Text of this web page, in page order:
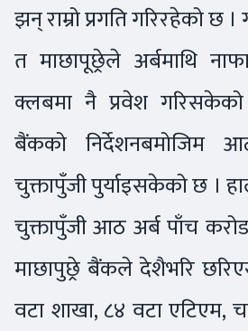
झन् राम्रो प्रगति गरिरहेको छ
त माछापूछ्रेले अर्बमाथि
क्लबमा नै प्रवेश
बैंकको निर्देशनबमोजिम
चुक्तापुँजी पुर्याइसकेको छ ।
चुक्तापुँजी आठ अर्ब पाँच
माछापुछ्रे बैंकले देशैभरि
वटा शाखा, ८४ वटा एटिएम,